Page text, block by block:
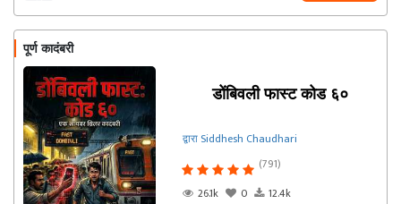
पूर्ण कादंबरी
डोंबिवली फास्ट कोड ६०
द्वारा Siddhesh Chaudhari
(791)
26.1k
0 12.4k